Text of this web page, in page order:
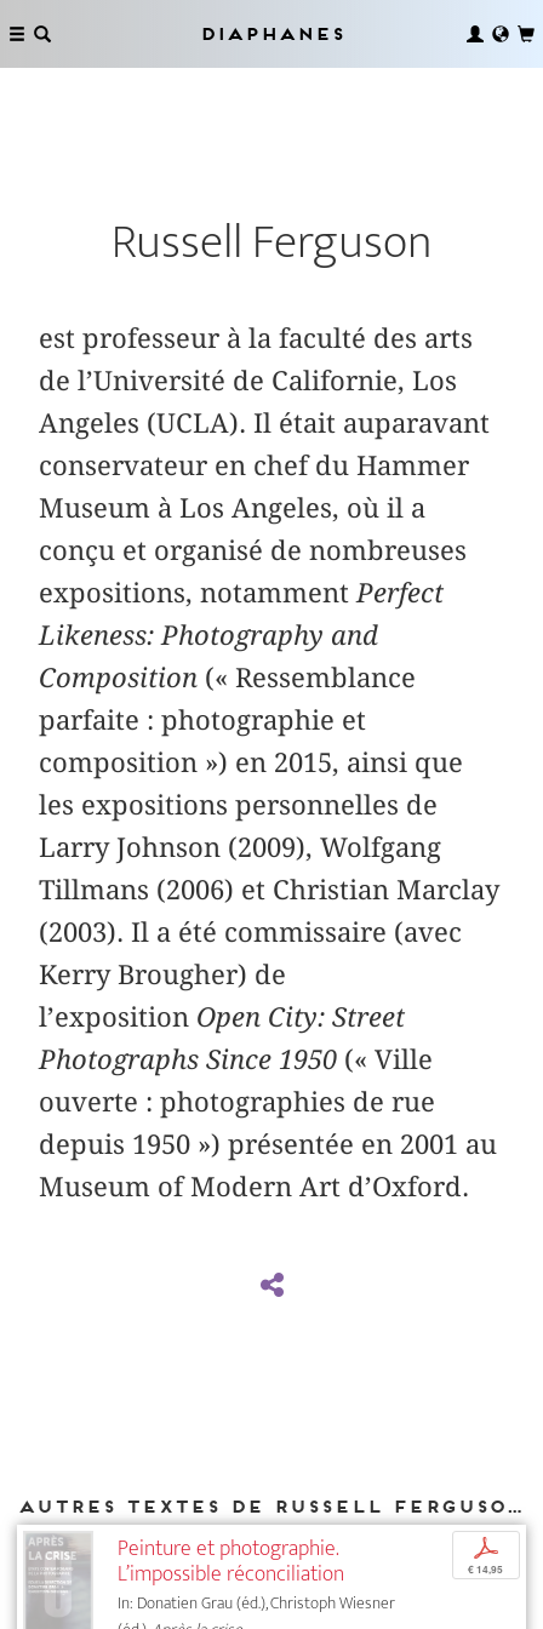
Diaphanes
Russell Ferguson
est professeur à la faculté des arts
de l’Université de Californie, Los
Angeles (UCLA). Il était auparavant
conservateur en chef du Hammer
Museum à Los Angeles, où il a
conçu et organisé de nombreuses
expositions, notamment Perfect
Likeness: Photography and
Composition (« Ressemblance
parfaite : photographie et
composition ») en 2015, ainsi que
les expositions personnelles de
Larry Johnson (2009), Wolfgang
Tillmans (2006) et Christian Marclay
(2003). Il a été commissaire (avec
Kerry Brougher) de
l’exposition Open City: Street
Photographs Since 1950 (« Ville
ouverte : photographies de rue
depuis 1950 ») présentée en 2001 au
Museum of Modern Art d’Oxford.
Autres textes de Russell Ferguson parus chez DIAPHANES
Peinture et photographie.
L’impossible réconciliation
In: Donatien Grau (éd.), Christoph Wiesner
p
€ 14,95